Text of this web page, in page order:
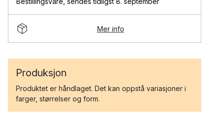
Mer info
Produksjon
Produktet er håndlaget. Det kan oppstå variasjoner i
farger, størrelser og form.